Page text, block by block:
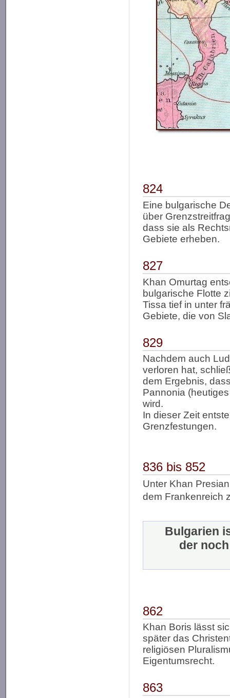
824
Eine bulgarische
über
dass sie als
Gebiete erheben.
827
Khan Omurtag
bulgarische Flotte
Tissa tief in unter
Gebiete, die von
829
Nachdem auch
verloren hat,
dem Ergebnis,
Pannonia
wird.
In dieser Zeit
Grenzfestungen.
836 bis 852
Unter Khan
dem Frankenreich
Bulgarien
der
862
Khan Boris lässt
später das
religiösen
Eigentumsrecht.
863